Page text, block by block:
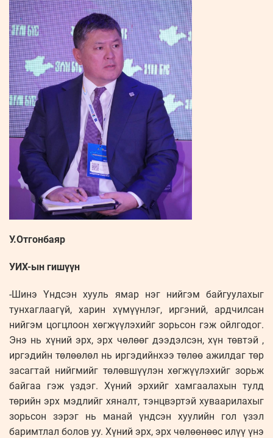
У.Отгонбаяр
УИХ-ын гишүүн
-Шинэ Үндсэн хууль ямар нэг нийгэм байгуулахыг
тунхаглаагүй, харин хүмүүнлэг, иргэний, ардчилсан
нийгэм цогцлоон хөгжүүлэхийг зорьсон гэж ойлгодог.
Энэ нь хүний эрх, эрх чөлөөг дээдэлсэн, хүн төвтэй ,
иргэдийн төлөөлөл нь иргэдийнхээ төлөө ажилдаг төр
засагтай нийгмийг төлөвшүүлэн хөгжүүлэхийг зорьж
байгаа гэж үздэг. Хүний эрхийг хамгаалахын тулд
төрийн эрх мэдлийг хяналт, тэнцвэртэй хуваарилахыг
зорьсон зэрэг нь манай үндсэн хуулийн гол үзэл
баримтлал болов уу. Хүний эрх, эрх чөлөөнөөс илүү үнэ